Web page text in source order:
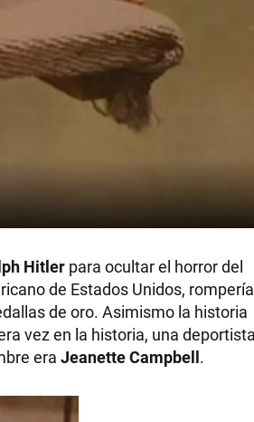
Hitler para ocultar el horror del
de Estados Unidos, rompería
de oro. Asimismo la historia
vez en la historia, una deportista
era Jeanette Campbell.